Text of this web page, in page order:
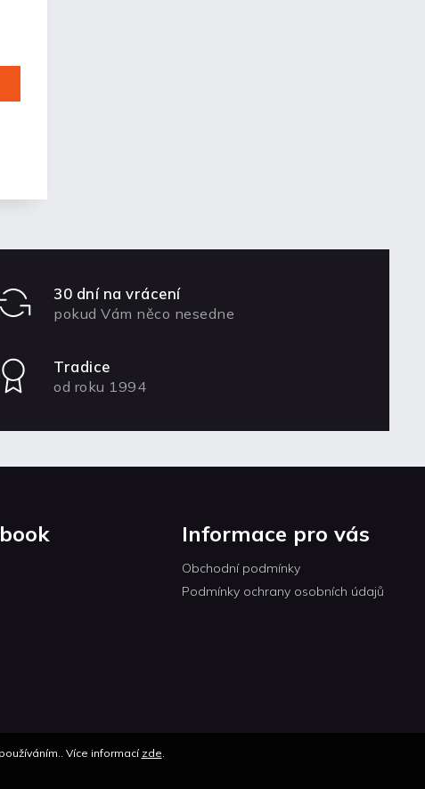
Více informací zde.
30 dní na vrácení
pokud Vám něco nesedne
Tradice
od roku 1994
Informace pro vás
Obchodní podmínky
Podmínky ochrany osobních údajů